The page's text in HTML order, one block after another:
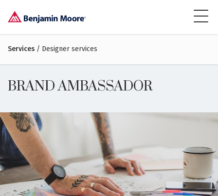
Services / Designer services
BRAND AMBASSADOR